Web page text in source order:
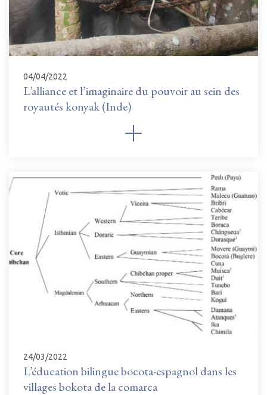
04/04/2022
L’alliance et l’imaginaire du pouvoir au sein des
royautés konyak (Inde)
24/03/2022
L’éducation bilingue bocota-espagnol dans les
villages bokota de la comarca